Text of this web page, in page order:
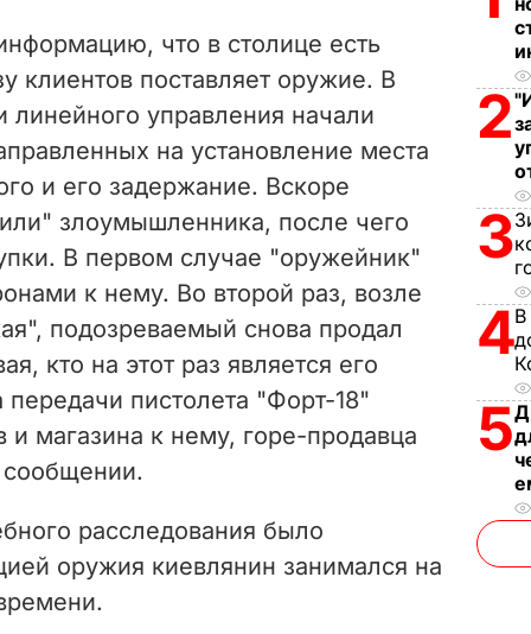
i
d
e
o
что в столице есть
клиентов поставляет оружие. В
линейного управления начали
на установление места
и его задержание. Вскоре
злоумышленника, после чего
В первом случае "оружейник"
к нему. Во второй раз, возле
подозреваемый снова продал
кто на этот раз является его
пистолета "Форт-18"
магазина к нему, горе-продавца
сообщении.
расследования было
оружия киевлянин занимался на
2
3
4В
5